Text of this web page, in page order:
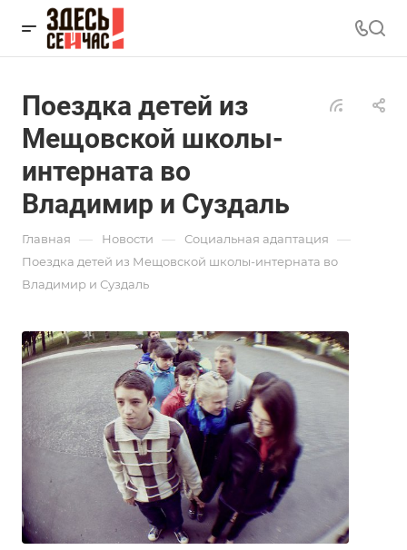
Поездка детей из
Мещовской школы-
интерната во
Владимир и Суздаль
Главная — Новости — Социальная адаптация —
Поездка детей из Мещовской школы-интерната во
Владимир и Суздаль